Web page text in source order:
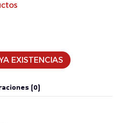
EXISTENCIAS
(0)